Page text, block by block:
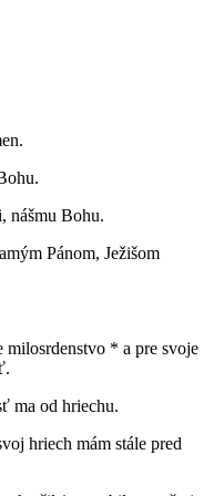
nášmu Bohu.
Pánom, Ježišom
milosrdenstvo * a pre svoje
ma od hriechu.
hriech mám stále pred